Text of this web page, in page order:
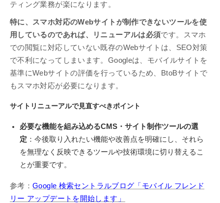
ティング業務が楽になります。
特に、スマホ対応のWebサイトが制作できないツールを使
用しているのであれば、リニューアルは必須です。スマホ
での閲覧に対応していない既存のWebサイトは、SEO対策
で不利になってしまいます。Googleは、モバイルサイトを
基準にWebサイトの評価を行っているため、BtoBサイトで
もスマホ対応が必要になります。
サイトリニューアルで見直すべきポイント
必要な機能を組み込めるCMS・サイト制作ツールの選
定 ：今後取り入れたい機能や改善点を明確にし、それら
を無理なく反映できるツールや技術環境に切り替えるこ
とが重要です。
参考：Google 検索セントラルブログ「モバイル フレンド
リー アップデートを開始します」